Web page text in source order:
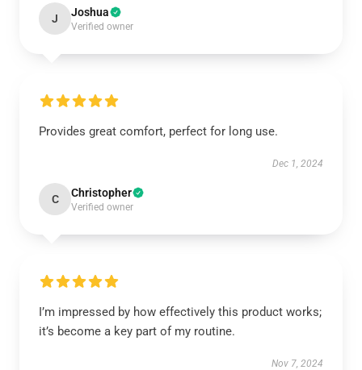
J Joshua
Verified owner
Provides great comfort, perfect for long use.
Dec 1, 2024
C Christopher
Verified owner
I’m impressed by how effectively this product works;
it’s become a key part of my routine.
Nov 7, 2024